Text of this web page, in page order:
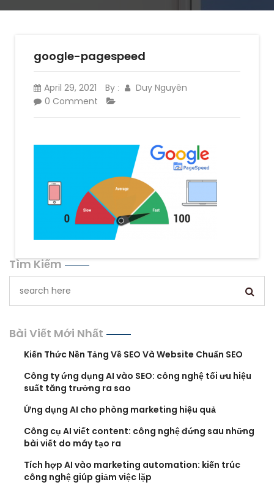
google-pagespeed
April 29, 2021 By :
Duy Nguyên
0 Comment
Tìm Kiếm
Bài Viết Mới Nhất
Kiến Thức Nền Tảng Về SEO Và Website Chuẩn SEO
Công ty ứng dụng AI vào SEO: công nghệ tối ưu hiệu
suất tăng trưởng ra sao
Ứng dụng AI cho phòng marketing hiệu quả
Công cụ AI viết content: công nghệ đứng sau những
bài viết do máy tạo ra
Tích hợp AI vào marketing automation: kiến trúc
công nghệ giúp giảm việc lặp